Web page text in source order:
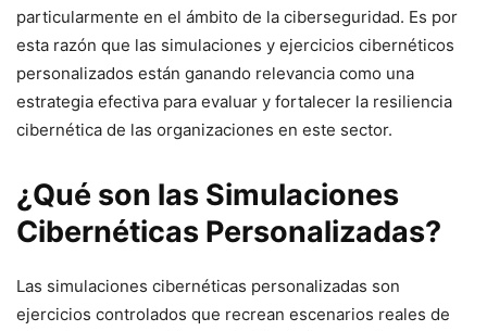
particularmente en el ámbito de la ciberseguridad. Es por
esta razón que las⁢ simulaciones ‌y ejercicios cibernéticos
personalizados están ganando relevancia como una
estrategia efectiva para evaluar y fortalecer la resiliencia
cibernética ⁢de ‌las organizaciones en este sector.
¿Qué ‌son las Simulaciones
Cibernéticas Personalizadas?
Las simulaciones ⁤cibernéticas personalizadas son
ejercicios ‍controlados que recrean escenarios reales⁣ de